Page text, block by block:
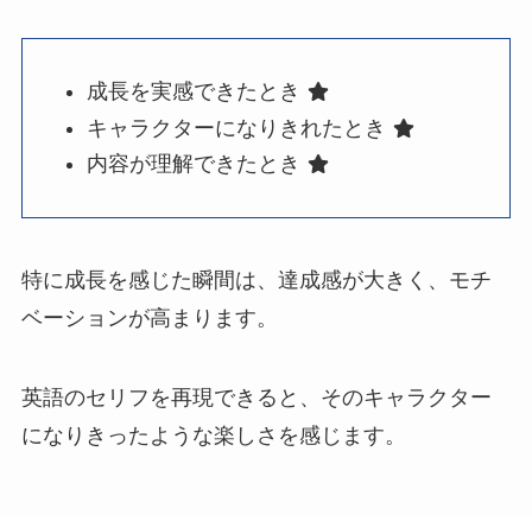
成長を実感できたとき
キャラクターになりきれたとき
内容が理解できたとき
特に成長を感じた瞬間は、達成感が大きく、モチ
ベーションが高まります。
英語のセリフを再現できると、そのキャラクター
になりきったような楽しさを感じます。